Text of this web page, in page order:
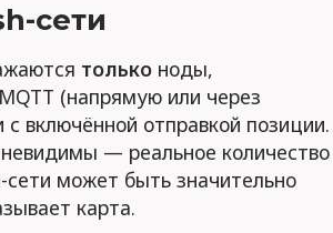
сети
только ноды,
(напрямую или через
включённой отправкой позиции.
— реальное количество
сети может быть значительно
карта.